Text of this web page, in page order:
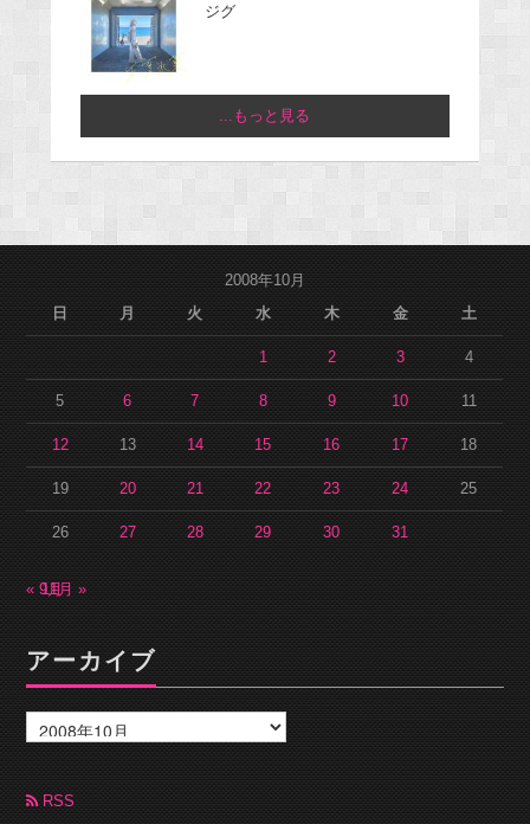
ジグ
...もっと見る
2008年10月
日
月 火 水 木 金 土
1 2 3 4
5 6 7 8 9 10 11
12 13 14 15 16 17 18
19 20 21 22 23 24 25
26 27 28 29 30 31
« 9月
11月 »
アーカイブ
ー
カ
ブ RSS